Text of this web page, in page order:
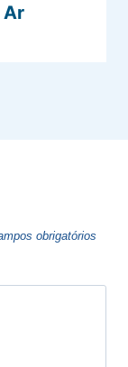
Ar
obrigatórios